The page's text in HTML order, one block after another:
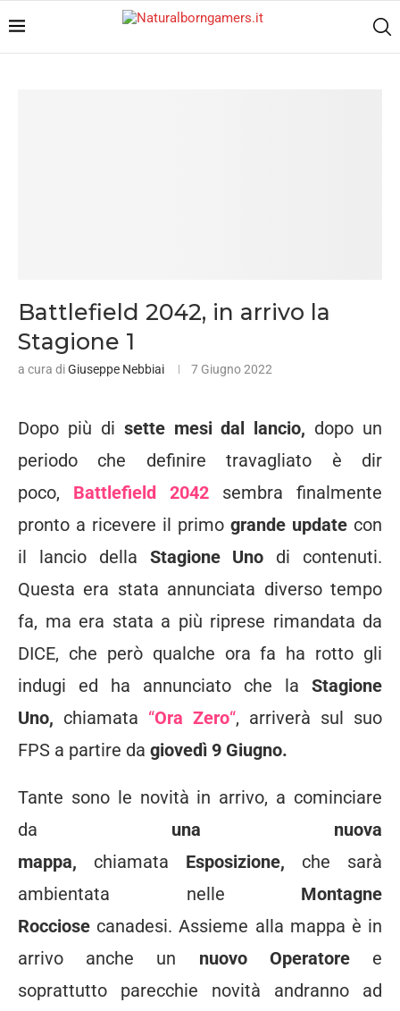
Battlefield 2042, in arrivo la
Stagione 1
a cura diGiuseppe Nebbiai 7 Giugno 2022
Dopo più di sette mesi dal lancio, dopo un
periodo che definire travagliato è dir
poco, Battlefield 2042
sembra finalmente
pronto a ricevere il primo grande update con
il lancio della Stagione Uno di contenuti.
Questa era stata annunciata diverso tempo
fa, ma era stata a più riprese rimandata da
DICE, che però qualche ora fa ha rotto gli
indugi ed ha annunciato che la Stagione
Uno, chiamata “Ora Zero“, arriverà sul suo
FPS a partire da giovedì 9 Giugno.
Tante sono le novità in arrivo, a cominciare
da una nuova
mappa, chiamata Esposizione, che sarà
ambientata nelle Montagne
Rocciose canadesi. Assieme alla mappa è in
arrivo anche un nuovo Operatore e
soprattutto parecchie novità andranno ad